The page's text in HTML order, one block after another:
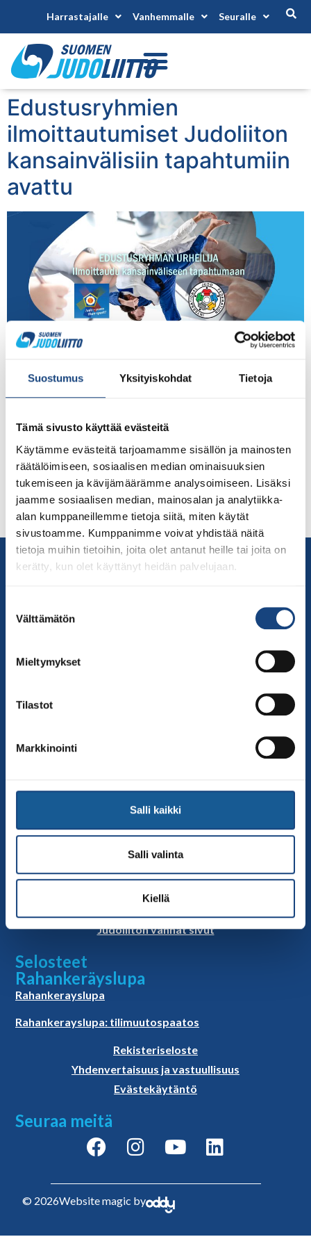
Suostumus Yksityiskohdat Tietoja
Tämä sivusto käyttää evästeitä
Käytämme evästeitä tarjoamamme sisällön ja mainosten
räätälöimiseen, sosiaalisen median ominaisuuksien
tukemiseen ja kävijämäärämme analysoimiseen. Lisäksi
jaamme sosiaalisen median, mainosalan ja analytiikka-
alan kumppaneillemme tietoja siitä, miten käytät
sivustoamme. Kumppanimme voivat yhdistää näitä
tietoja muihin tietoihin, joita olet antanut heille tai joita on
kerätty, kun olet käyttänyt heidän palvelujaan.
valinta
Välttämätön
Mieltymykset
Tilastot
Markkinointi
Salli kaikki
Salli valinta
Kiellä
Harrastajalle Vanhemmalle Seuralle
Edustusryhmien
ilmoittautumiset Judoliiton
kansainvälisiin tapahtumiin
avattu
Huomio kaikki edustusurheilijat ja heidän
edustustusvalmennusryhmien urheilijat ilmoittautuvat
nyt suoraan Valmennuksen kalenteriin, josta avautuu
tapahtuma. Tämä koskee ryhmiin nimettyjä urheilijoita.
Pandemiatilanteen aiheuttamien kilpailukalenterin
muutosten vuoksi erillistä Edustusjoukkuetta ei
muodosteta, vaan osallistumisesta European Cup -tason
kilpailuihin voit olla yhteydessä alle 18-vuotiaiden osalta
ikäluokan vastuuvalmentaja Eetu Laamaseen ja […]
Yhteystiedot
Tapahtumakalenteri
Linkkejä
Judoliiton vanhat sivut
Selosteet
Rahankeräyslupa
Rahankerayslupa
Rahankerayslupa: tilimuutospaatos
Rekisteriseloste
Yhdenvertaisuus ja vastuullisuus
Evästekäytäntö
Seuraa meitä
© 2026Website magic by